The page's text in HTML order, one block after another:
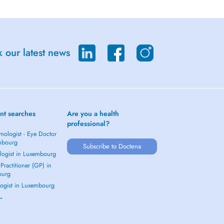
our latest news
searches
- Eye Doctor
in Luxembourg
(GP) in
in Luxembourg
Are you a health
professional?
Subscribe to Doctena